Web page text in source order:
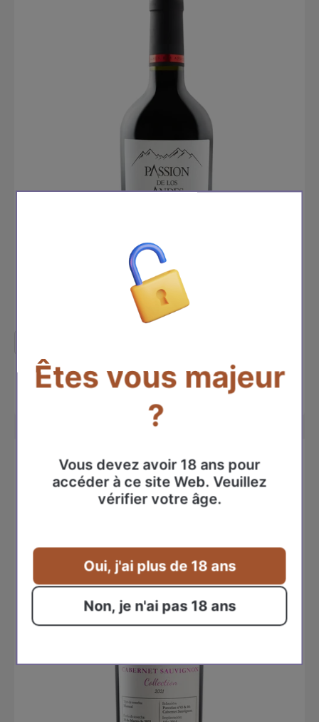
COLECCIÓN MALBEC 2019
Êtes vous majeur
?
Vous devez avoir 18 ans pour
accéder à ce site Web. Veuillez
vérifier votre âge.
Oui, j'ai plus de 18 ans
Non, je n'ai pas 18 ans